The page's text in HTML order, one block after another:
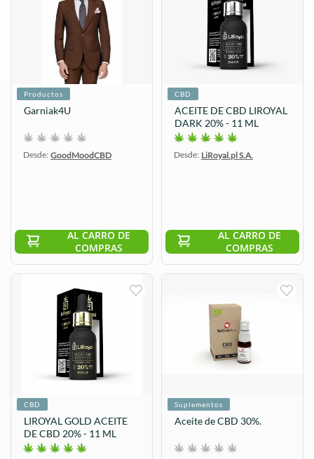
Productos
Garniak4U
Desde: GoodMoodCBD
AL CARRO DE
COMPRAS
CBD
ACEITE DE CBD LIROYAL
DARK 20% - 11 ML
Desde: LiRoyal.pl S.A.
AL CARRO DE
COMPRAS
CBD
LIROYAL GOLD ACEITE
DE CBD 20% - 11 ML
Suplementos
Aceite de CBD 30%.